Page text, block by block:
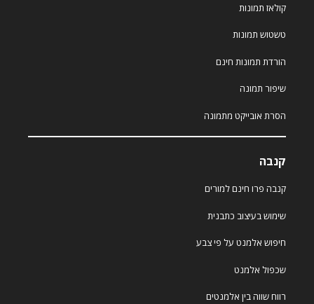
קולאז תמונות
טשטוש תמונות
הורדת תמונות חינם
שיפור תמונה
הסרת אובייקט מתמונה
קנבה
קנבה פרו חינם למורים
שימוש בעיצוב כתבנית
חיפוש אלמנט על פי צבע
שכפול אלמנט
רווח שווה בין אלמנטים